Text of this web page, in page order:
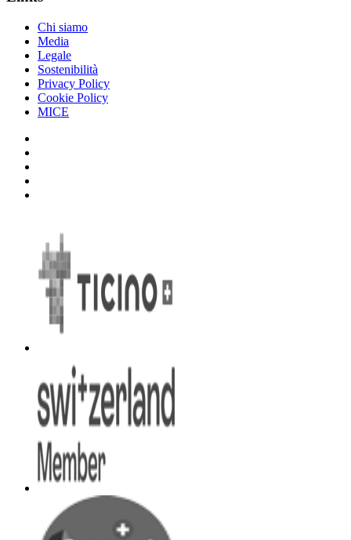
Chi siamo
Media
Legale
Sostenibilità
Privacy Policy
Cookie Policy
MICE